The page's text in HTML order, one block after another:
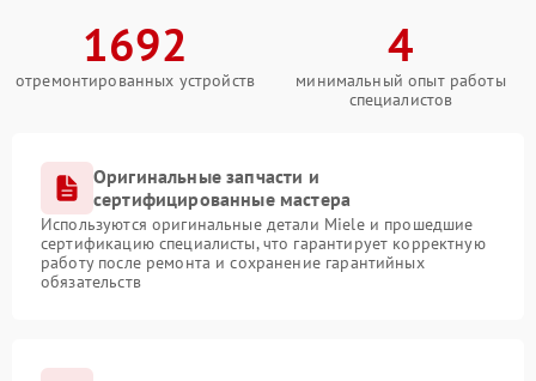
1692
отремонтированных устройств
4
минимальный опыт работы
специалистов
Оригинальные запчасти и
сертифицированные мастера
Используются оригинальные детали Miele и прошедшие
сертификацию специалисты, что гарантирует корректную
работу после ремонта и сохранение гарантийных
обязательств